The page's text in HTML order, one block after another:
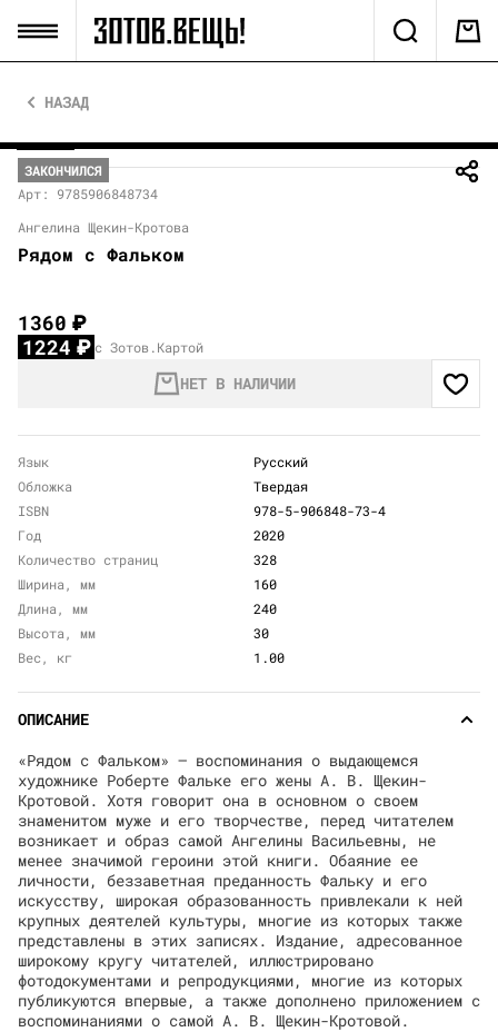
НАЗАД
ЗАКОНЧИЛСЯ
Арт: 9785906848734
Ангелина Щекин-Кротова
Рядом с Фальком
1360₽
1224₽ с Зотов.Картой
НЕТ В НАЛИЧИИ
Язык
Русский
Обложка
Твердая
ISBN
978-5-906848-73-4
Год
2020
Количество страниц
328
Ширина, мм
160
Длина, мм
240
Высота, мм
30
Вес, кг
1.00
ОПИСАНИЕ
«Рядом с Фальком» — воспоминания о выдающемся
художнике Роберте Фальке его жены А. В. Щекин-
Кротовой. Хотя говорит она в основном о своем
знаменитом муже и его творчестве, перед читателем
возникает и образ самой Ангелины Васильевны, не
менее значимой героини этой книги. Обаяние ее
личности, беззаветная преданность Фальку и его
искусству, широкая образованность привлекали к ней
крупных деятелей культуры, многие из которых также
представлены в этих записях. Издание, адресованное
широкому кругу читателей, иллюстрировано
фотодокументами и репродукциями, многие из которых
публикуются впервые, а также дополнено приложением с
воспоминаниями о самой А. В. Щекин-Кротовой.